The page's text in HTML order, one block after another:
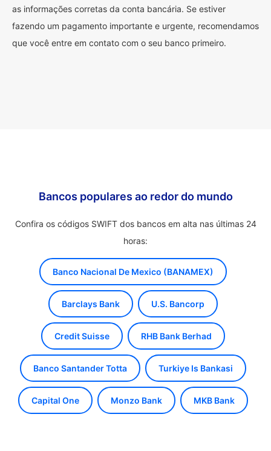
as informações corretas da conta bancária. Se estiver
fazendo um pagamento importante e urgente, recomendamos
que você entre em contato com o seu banco primeiro.
Bancos populares ao redor do mundo
Confira os códigos SWIFT dos bancos em alta nas últimas 24
horas:
Banco Nacional De Mexico (BANAMEX)
Barclays Bank U.S. Bancorp
Credit Suisse RHB Bank Berhad
Banco Santander Totta Turkiye Is Bankasi
Capital One Monzo Bank MKB Bank